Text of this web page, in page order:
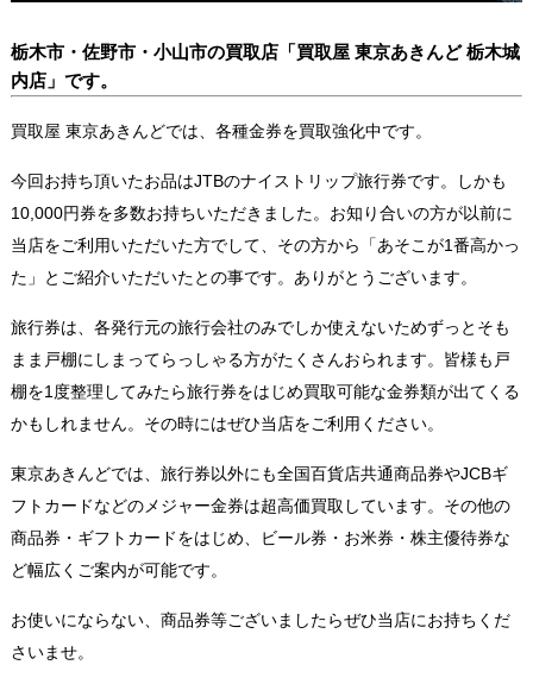
栃木市・佐野市・小山市の買取店「買取屋 東京あきんど 栃木城
内店」です。
買取屋 東京あきんどでは、各種金券を買取強化中です。
今回お持ち頂いたお品はJTBのナイストリップ旅行券です。しかも
10,000円券を多数お持ちいただきました。お知り合いの方が以前に
当店をご利用いただいた方でして、その方から「あそこが1番高かっ
た」とご紹介いただいたとの事です。ありがとうございます。
旅行券は、各発行元の旅行会社のみでしか使えないためずっとそも
まま戸棚にしまってらっしゃる方がたくさんおられます。皆様も戸
棚を1度整理してみたら旅行券をはじめ買取可能な金券類が出てくる
かもしれません。その時にはぜひ当店をご利用ください。
東京あきんどでは、旅行券以外にも全国百貨店共通商品券やJCBギ
フトカードなどのメジャー金券は超高価買取しています。その他の
商品券・ギフトカードをはじめ、ビール券・お米券・株主優待券な
ど幅広くご案内が可能です。
お使いにならない、商品券等ございましたらぜひ当店にお持ちくだ
さいませ。